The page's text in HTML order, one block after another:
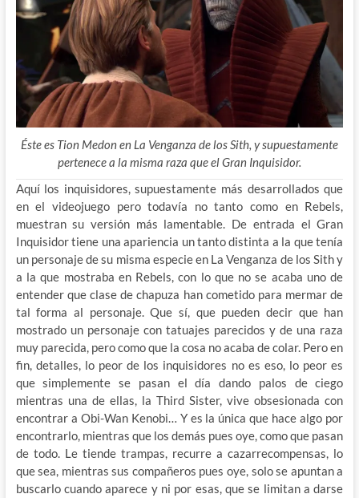
Éste es Tion Medon en La Venganza de los Sith, y supuestamente
pertenece a la misma raza que el Gran Inquisidor.
Aquí los inquisidores, supuestamente más desarrollados que
en el videojuego pero todavía no tanto como en Rebels,
muestran su versión más lamentable. De entrada el Gran
Inquisidor tiene una apariencia un tanto distinta a la que tenía
un personaje de su misma especie en La Venganza de los Sith y
a la que mostraba en Rebels, con lo que no se acaba uno de
entender que clase de chapuza han cometido para mermar de
tal forma al personaje. Que sí, que pueden decir que han
mostrado un personaje con tatuajes parecidos y de una raza
muy parecida, pero como que la cosa no acaba de colar. Pero en
fin, detalles, lo peor de los inquisidores no es eso, lo peor es
que simplemente se pasan el día dando palos de ciego
mientras una de ellas, la Third Sister, vive obsesionada con
encontrar a Obi-Wan Kenobi… Y es la única que hace algo por
encontrarlo, mientras que los demás pues oye, como que pasan
de todo. Le tiende trampas, recurre a cazarrecompensas, lo
que sea, mientras sus compañeros pues oye, solo se apuntan a
buscarlo cuando aparece y ni por esas, que se limitan a darse